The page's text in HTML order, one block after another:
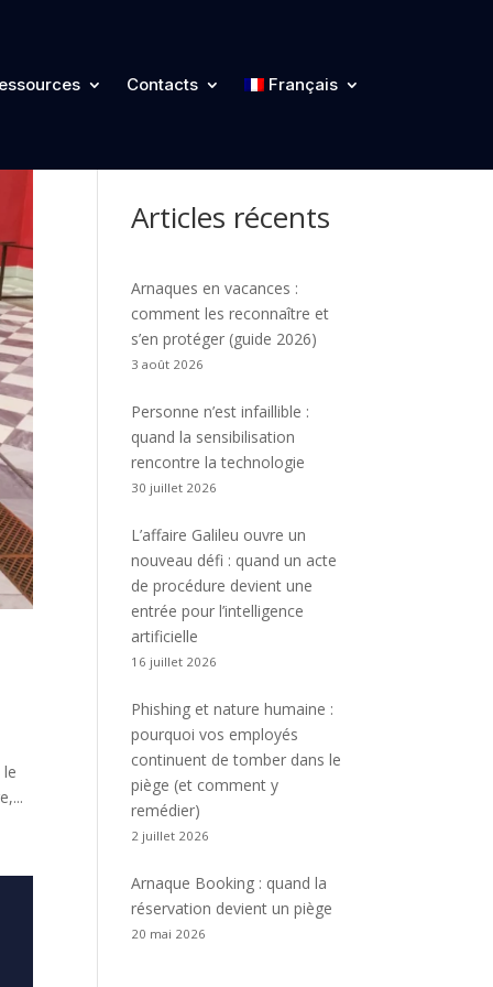
Contacts Français
Catégories
Articles récents
Arnaques en vacances :
comment les reconnaître et
s’en protéger (guide 2026)
3 août 2026
Personne n’est infaillible :
quand la sensibilisation
rencontre la technologie
30 juillet 2026
L’affaire Galileu ouvre un
nouveau défi : quand un acte
de procédure devient une
entrée pour l’intelligence
artificielle
16 juillet 2026
Phishing et nature humaine :
pourquoi vos employés
continuent de tomber dans le
piège (et comment y
remédier)
2 juillet 2026
Arnaque Booking : quand la
réservation devient un piège
20 mai 2026